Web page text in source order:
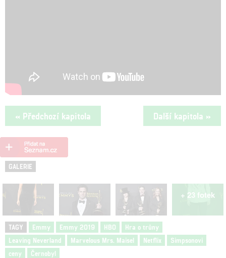
« Předchozí kapitola Další kapitola »
GALERIE
+ 23 fotek
TAGY Emmy Emmy 2019 HBO
Hra o trůny
Leaving Neverland
Marvelous Mrs. Maisel Netflix
Simpsonovi
ceny
Černobyl